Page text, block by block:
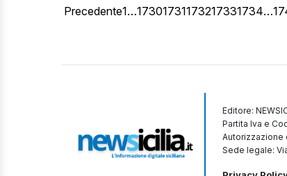
Precedente1…17301731173217331734…
Editore:
Partita Iva e
Autorizzazione
Sede legale: